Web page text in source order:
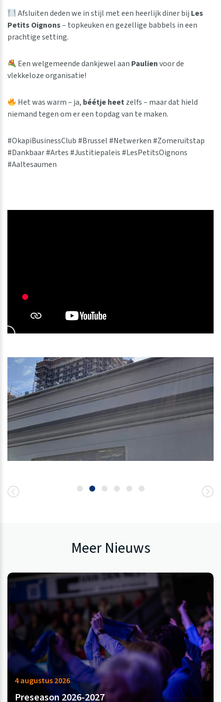
Afsluiten deden we in stijl met een heerlijk diner bij Les
Petits Oignons– topkeuken en gezellige babbels in een
prachtige setting.
Een welgemeende dankjewel aan Paulienvoor de
vlekkeloze organisatie!
Het was warm – ja, béétje heetzelfs – maar dat hield
niemand tegen om er een topdag van te maken.
#OkapiBusinessClub #Brussel #Netwerken #Zomeruitstap
#Dankbaar #Artes #Justitiepaleis #LesPetitsOignons
#Aaltesaumen
Meer Nieuws
4 augustus 2026
Preseason 2026-2027